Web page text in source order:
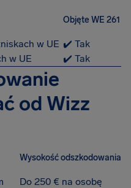
Objęte WE 261
w UE ✔️ Tak
w UE
✔️ Tak
od Wizz
Wysokość odszkodowania
Do 250 € na osobę